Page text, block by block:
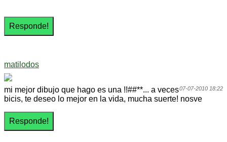
matilodos
07-07-2010 18:22
mi mejor dibujo que hago es una !!##**... a veces
bicis, te deseo lo mejor en la vida, mucha suerte! nosve